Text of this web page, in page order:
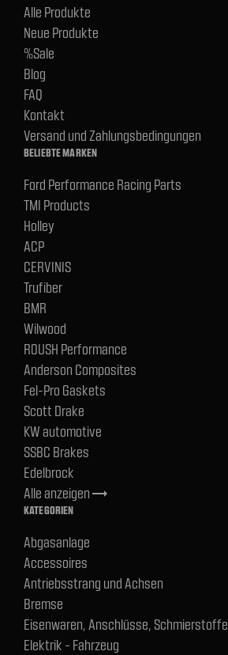
Alle Produkte
Neue Produkte
%Sale
Blog
FAQ
Kontakt
Versand und Zahlungsbedingungen
BELIEBTE MARKEN
Ford Performance Racing Parts
TMI Products
Holley
ACP
CERVINIS
Trufiber
BMR
Wilwood
ROUSH Performance
Anderson Composites
Fel-Pro Gaskets
Scott Drake
KW automotive
SSBC Brakes
Edelbrock
Alle anzeigentrending_flat
KATEGORIEN
Abgasanlage
Accessoires
Antriebsstrang und Achsen
Bremse
Eisenwaren, Anschlüsse, Schmierstoffe
Elektrik - Fahrzeug